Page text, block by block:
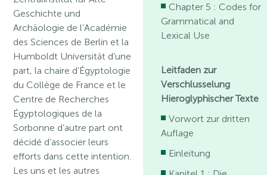
Geschichte und
Archäologie de l’Académie
des Sciences de Berlin et la
Humboldt Universität d’une
part, la chaire d’Égyptologie
du Collège de France et le
Centre de Recherches
Égyptologiques de la
Sorbonne d’autre part ont
décidé d’associer leurs
efforts dans cette intention.
Les uns et les autres
Chapter 5 : Codes for
Grammatical and
Lexical Use
Leitfaden zur
Verschlusselung
Hieroglyphischer Texte
Vorwort zur dritten
Auflage
Einleitung